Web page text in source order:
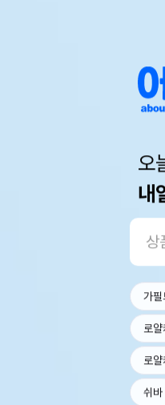
오
내
가필
로
로
쉬바